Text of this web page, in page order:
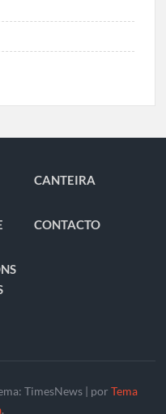
CANTEIRA
CONTACTO
TimesNews | por Tema
.